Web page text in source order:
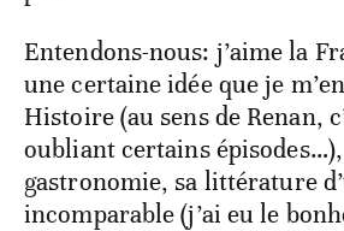
Entendons-nous: j’aime la
une certaine idée que je
Histoire (au sens de Renan,
oubliant certains
gastronomie, sa littérature
incomparable (j’ai eu le